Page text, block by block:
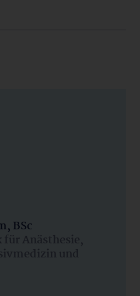
BSc
Anästhesie,
und